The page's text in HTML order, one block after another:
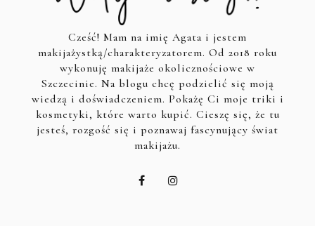
Cześć! Mam na imię Agata i jestem
makijażystką/charakteryzatorem. Od 2018 roku
wykonuję makijaże okolicznościowe w
Szczecinie. Na blogu chcę podzielić się moją
wiedzą i doświadczeniem. Pokażę Ci moje triki i
kosmetyki, które warto kupić. Cieszę się, że tu
jesteś, rozgość się i poznawaj fascynujący świat
makijażu.